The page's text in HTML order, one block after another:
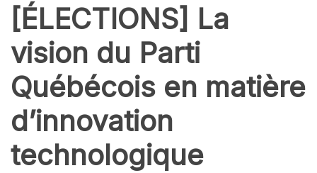
[ÉLECTIONS] La
vision du Parti
Québécois en matière
d’innovation
technologique